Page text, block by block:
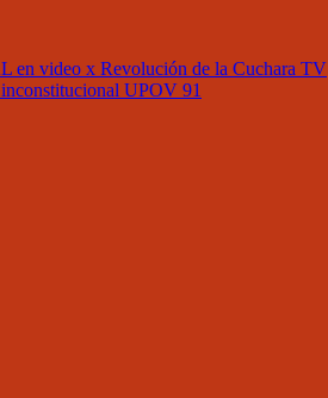
en video x Revolución de la Cuchara TV
UPOV 91